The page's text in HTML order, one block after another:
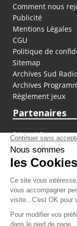
Comment nous
Publicité
Mentions Légales
CGU
Politique de
Sitemap
Archives Sud
Archives
Règlement jeux
Partenaires
fiducial.fr
lyoncapitale.fr
olympique-et-
L'application